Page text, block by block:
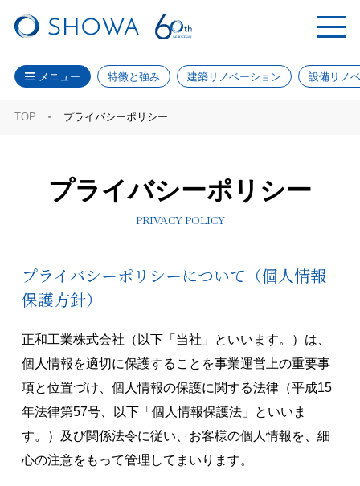
メニュー 特徴と強み 建築リノベーション 設備リノ
TOP プライバシーポリシー
プライバシーポリシー
PRIVACY POLICY
プライバシーポリシーについて（個人情報
保護方針）
正和工業株式会社（以下「当社」といいます。）は、
個人情報を適切に保護することを事業運営上の重要事
項と位置づけ、個人情報の保護に関する法律（平成15
年法律第57号、以下「個人情報保護法」といいま
す。）及び関係法令に従い、お客様の個人情報を、細
心の注意をもって管理してまいります。